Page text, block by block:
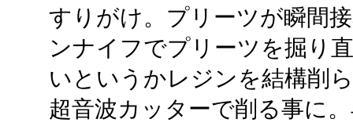
すりがけ。プリーツが瞬間
ンナイフでプリーツを掘り
いというかレジンを結構削
超音波カッターで削る事に